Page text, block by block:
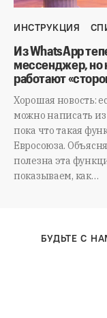
ИНСТРУКЦИЯ
Из WhatsApp
мессенджер, но
работают
Хорошая новость:
можно написать из
пока что такая
Евросоюза.
полезна эта
показываем, как…
БУДЬТЕ С